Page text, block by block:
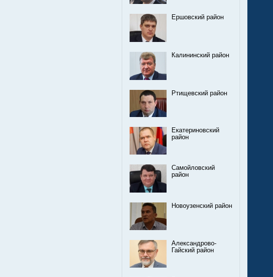
Ершовский район
Калининский район
Ртищевский район
Екатериновский
район
Самойловский
район
Новоузенский район
Александрово-
Гайский район